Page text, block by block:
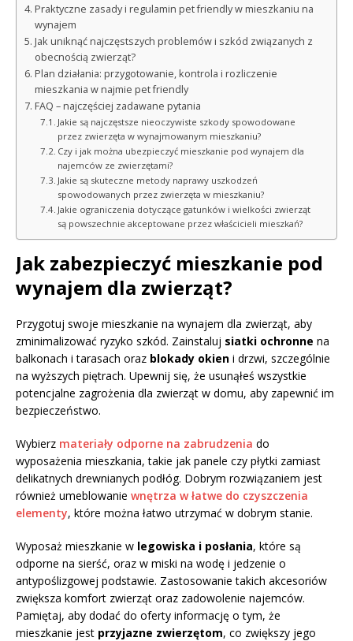
Praktyczne zasady i regulamin pet friendly w mieszkaniu na
wynajem
Jak uniknąć najczęstszych problemów i szkód związanych z
obecnością zwierząt?
Plan działania: przygotowanie, kontrola i rozliczenie
mieszkania w najmie pet friendly
FAQ – najczęściej zadawane pytania
Jakie są najczęstsze nieoczywiste szkody spowodowane
przez zwierzęta w wynajmowanym mieszkaniu?
Czy i jak można ubezpieczyć mieszkanie pod wynajem dla
najemców ze zwierzętami?
Jakie są skuteczne metody naprawy uszkodzeń
spowodowanych przez zwierzęta w mieszkaniu?
Jakie ograniczenia dotyczące gatunków i wielkości zwierząt
są powszechnie akceptowane przez właścicieli mieszkań?
Jak zabezpieczyć mieszkanie pod
wynajem dla zwierząt?
Przygotuj swoje mieszkanie na wynajem dla zwierząt, aby
zminimalizować ryzyko szkód. Zainstaluj siatki ochronne na
balkonach i tarasach oraz blokady okien i drzwi, szczególnie
na wyższych piętrach. Upewnij się, że usunąłeś wszystkie
potencjalne zagrożenia dla zwierząt w domu, aby zapewnić im
bezpieczeństwo.
Wybierz materiały odporne na zabrudzenia do
wyposażenia mieszkania, takie jak panele czy płytki zamiast
delikatnych drewnianych podłóg. Dobrym rozwiązaniem jest
również umeblowanie wnętrza w łatwe do czyszczenia
elementy, które można łatwo utrzymać w dobrym stanie.
Wyposaż mieszkanie w legowiska i posłania, które są
odporne na sierść, oraz w miski na wodę i jedzenie o
antypoślizgowej podstawie. Zastosowanie takich akcesoriów
zwiększa komfort zwierząt oraz zadowolenie najemców.
Pamiętaj, aby dodać do oferty informację o tym, że
mieszkanie jest przyjazne zwierzętom, co zwiększy jego